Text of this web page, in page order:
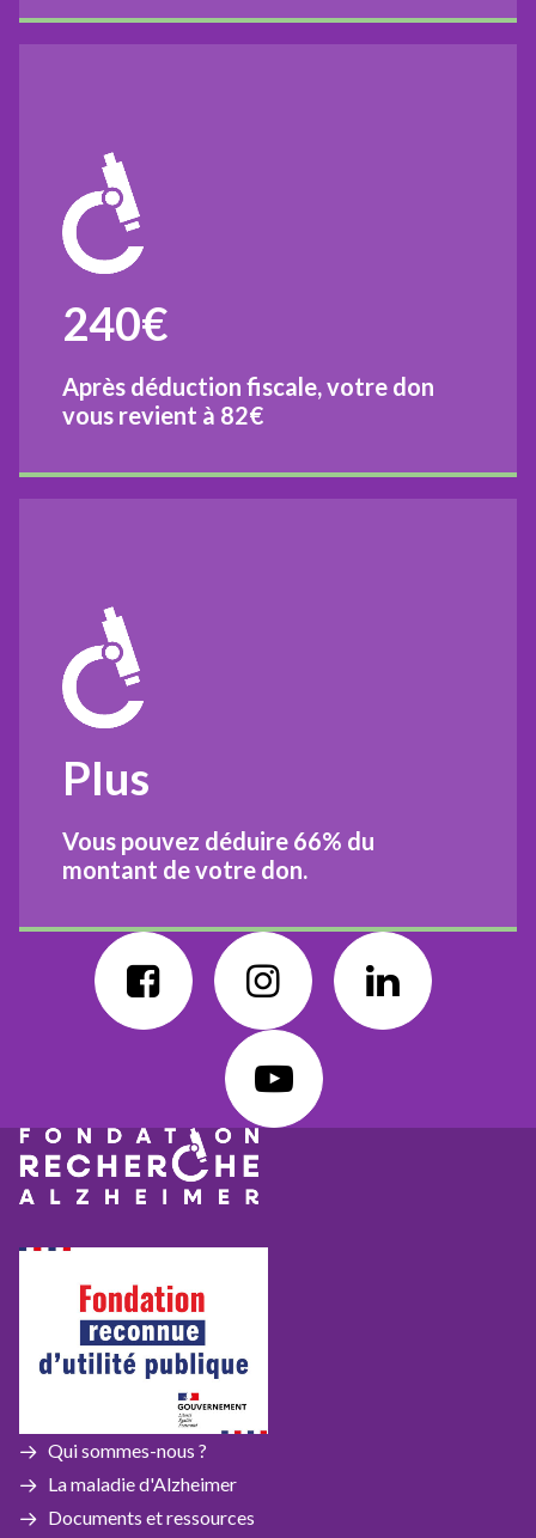
240€
Après déduction fiscale, votre don
vous revient à 82€
Plus
Vous pouvez déduire 66% du
montant de votre don.
Qui sommes-nous ?
La maladie d'Alzheimer
Documents et ressources